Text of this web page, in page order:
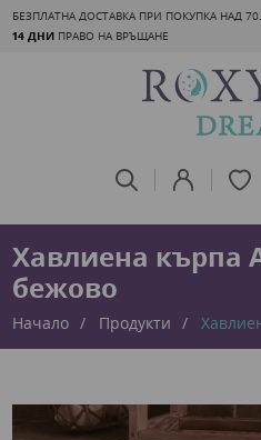
БЕЗПЛАТНА ДОСТАВКА ПРИ ПОКУПКА НАД
14 ДНИ ПРАВО НА ВРЪЩАНЕ
Хавлиена кърпа
бежово
Начало Продукти